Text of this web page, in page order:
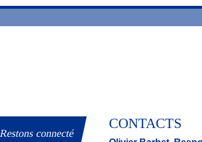
Restons connecté
CONTACTS